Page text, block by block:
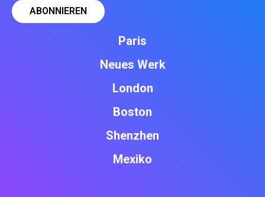
Paris
Neues Werk
London
Boston
Shenzhen
Mexiko